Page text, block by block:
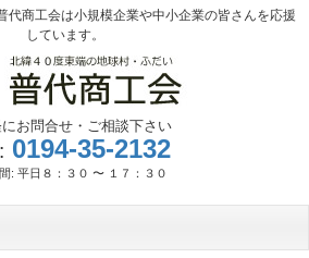
代商工会は小規模企業や中小企業の皆さんを応援
しています。
お問合せ・ご相談下さい
0194-35-2132
: 平日８：３０ 〜 １７：３０